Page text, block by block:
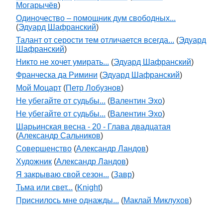
Могарычёв)
Одиночество – помощник дум свободных...
(Эдуард Шафранский)
Талант от серости тем отличается всегда... (Эдуард
Шафранский)
Никто не хочет умирать... (Эдуард Шафранский)
Франческа да Римини (Эдуард Шафранский)
Мой Моцарт (Петр Лобузнов)
Не убегайте от судьбы... (Валентин Эхо)
Не убегайте от судьбы... (Валентин Эхо)
Шарьинская весна - 20 - Глава двадцатая
(Александр Сальников)
Совершенство (Александр Ландов)
Художник (Александр Ландов)
Я закрываю свой сезон... (Завр)
Тьма или свет... (Knight)
Приснилось мне однажды... (Маклай Миклухов)